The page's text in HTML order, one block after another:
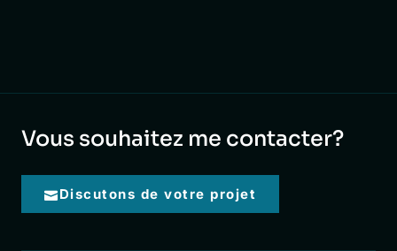
Vous souhaitez me contacter?
Discutons de votre projet